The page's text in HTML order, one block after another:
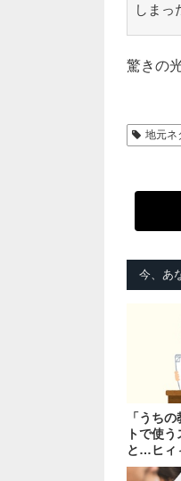
しまっ
驚きの
地元ネ
今、あ
「うち
トで使
と…ヒィ